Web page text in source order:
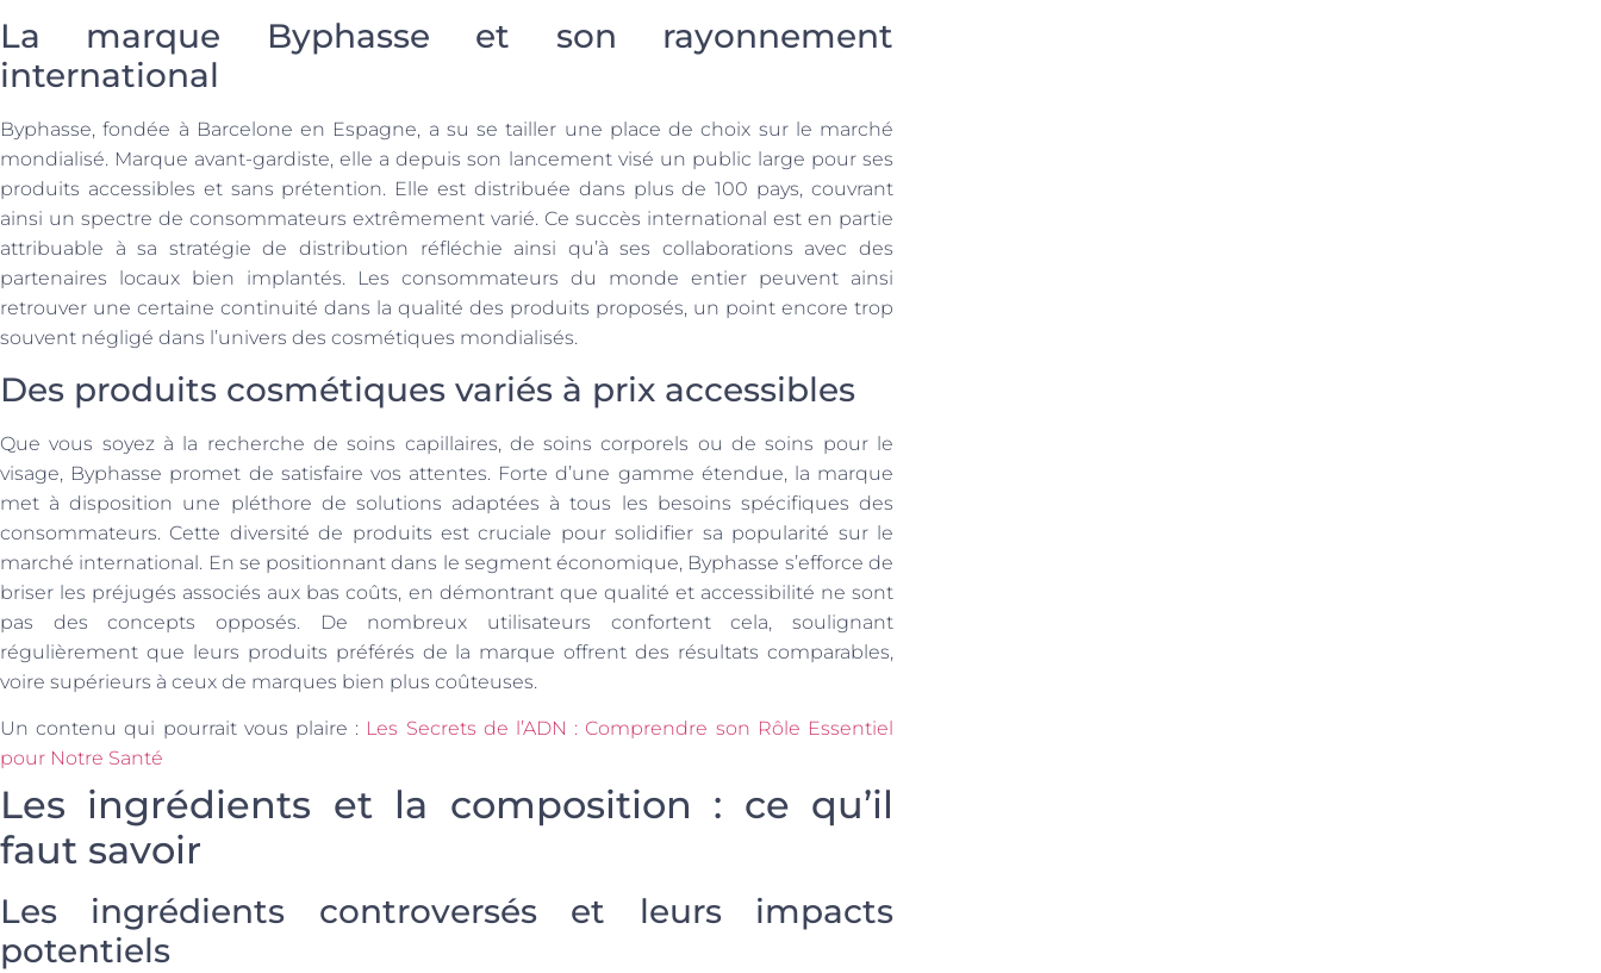
La marque Byphasse et son rayonnement
international
Byphasse, fondée à Barcelone en Espagne, a su se tailler une place de choix sur le marché
mondialisé. Marque avant-gardiste, elle a depuis son lancement visé un public large pour ses
produits accessibles et sans prétention. Elle est distribuée dans plus de 100 pays, couvrant
ainsi un spectre de consommateurs extrêmement varié. Ce succès international est en partie
attribuable à sa stratégie de distribution réfléchie ainsi qu’à ses collaborations avec des
partenaires locaux bien implantés. Les consommateurs du monde entier peuvent ainsi
retrouver une certaine continuité dans la qualité des produits proposés, un point encore trop
souvent négligé dans l’univers des cosmétiques mondialisés.
Des produits cosmétiques variés à prix accessibles
Que vous soyez à la recherche de soins capillaires, de soins corporels ou de soins pour le
visage, Byphasse promet de satisfaire vos attentes. Forte d’une gamme étendue, la marque
met à disposition une pléthore de solutions adaptées à tous les besoins spécifiques des
consommateurs. Cette diversité de produits est cruciale pour solidifier sa popularité sur le
marché international. En se positionnant dans le segment économique, Byphasse s’efforce de
briser les préjugés associés aux bas coûts, en démontrant que qualité et accessibilité ne sont
pas des concepts opposés. De nombreux utilisateurs confortent cela, soulignant
régulièrement que leurs produits préférés de la marque offrent des résultats comparables,
voire supérieurs à ceux de marques bien plus coûteuses.
Un contenu qui pourrait vous plaire : Les Secrets de l’ADN : Comprendre son Rôle Essentiel
pour Notre Santé
Les ingrédients et la composition : ce qu’il
faut savoir
Les ingrédients controversés et leurs impacts
potentiels